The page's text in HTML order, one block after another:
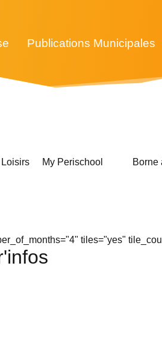
Publications Municipales
My Perischool Borne
tiles="yes"